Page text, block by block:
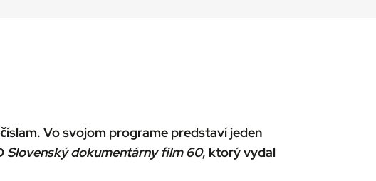
Vo svojom programe predstaví jeden
Slovenský dokumentárny film 60, ktorý vydal